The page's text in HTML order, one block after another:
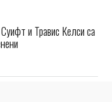
и Травис Келси са